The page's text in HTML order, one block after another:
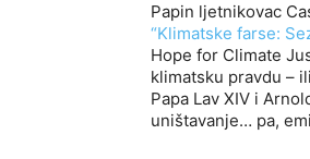
Papin ljetnikovac
“Klimatske farse:
Hope for Climate
klimatsku pravdu –
Papa Lav XIV i
uništavanje… pa,